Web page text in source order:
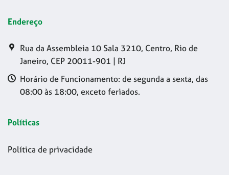
Endereço
Rua da Assembleia 10 Sala 3210, Centro, Rio de
Janeiro, CEP 20011-901 | RJ
Horário de Funcionamento: de segunda a sexta, das
08:00 às 18:00, exceto feriados.
Políticas
Política de privacidade